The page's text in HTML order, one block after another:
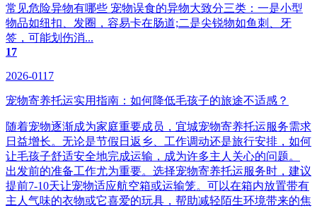
常见危险异物有哪些 宠物误食的异物大致分三类：一是小型
物品如纽扣、发圈，容易卡在肠道;二是尖锐物如鱼刺、牙
签，可能划伤消...
17
2026-0117
宠物寄养托运实用指南：如何降低毛孩子的旅途不适感？
随着宠物逐渐成为家庭重要成员，宜城宠物寄养托运服务需求
日益增长。无论是节假日返乡、工作调动还是旅行安排，如何
让毛孩子舒适安全地完成运输，成为许多主人关心的问题。
出发前的准备工作尤为重要。选择宠物寄养托运服务时，建议
提前7-10天让宠物适应航空箱或运输笼。可以在箱内放置带有
主人气味的衣物或它喜爱的玩具，帮助减轻陌生环境带来的焦